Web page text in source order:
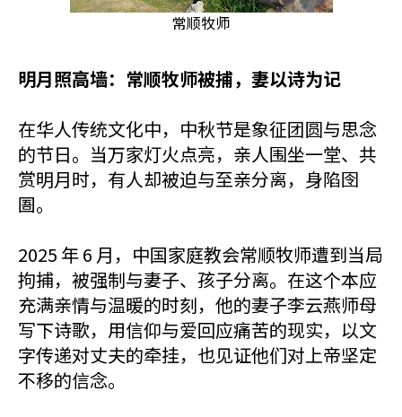
常顺牧师
明月照高墙：常顺牧师被捕，妻以诗为记
在华人传统文化中，中秋节是象征团圆与思念
的节日。当万家灯火点亮，亲人围坐一堂、共
赏明月时，有人却被迫与至亲分离，身陷囹
圄。
2025 年 6 月，中国家庭教会常顺牧师遭到当局
拘捕，被强制与妻子、孩子分离。在这个本应
充满亲情与温暖的时刻，他的妻子李云燕师母
写下诗歌，用信仰与爱回应痛苦的现实，以文
字传递对丈夫的牵挂，也见证他们对上帝坚定
不移的信念。